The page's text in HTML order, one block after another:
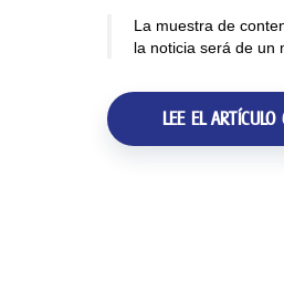
La muestra de
la noticia será de un
LEE EL ARTÍCULO